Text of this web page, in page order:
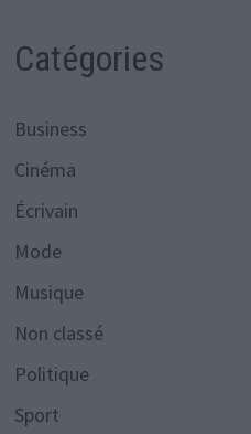
Catégories
Business
Cinéma
Écrivain
Mode
Musique
Non classé
Politique
Sport